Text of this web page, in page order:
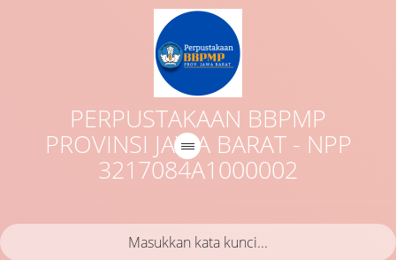
PERPUSTAKAAN BBPMP
PROVINSI JAWA BARAT - NPP
3217084A1000002